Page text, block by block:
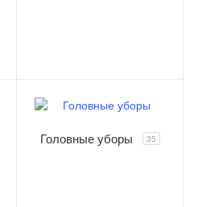
Головные уборы 35